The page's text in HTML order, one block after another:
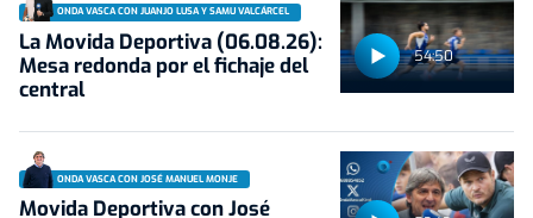
54:50
ONDA VASCA CON JUANJO LUSA Y SAMU VALCÁRCEL
La Movida Deportiva (06.08.26):
Mesa redonda por el fichaje del
central
ONDA VASCA CON JOSÉ MANUEL MONJE
Movida Deportiva con José